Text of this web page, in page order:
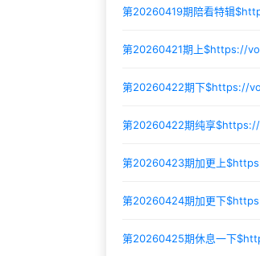
第20260419期陪看特辑$
第20260421期上$https://
第20260422期下$https://
第20260422期纯享$https://
第20260423期加更上$
第20260424期加更下$
第20260425期休息一下$